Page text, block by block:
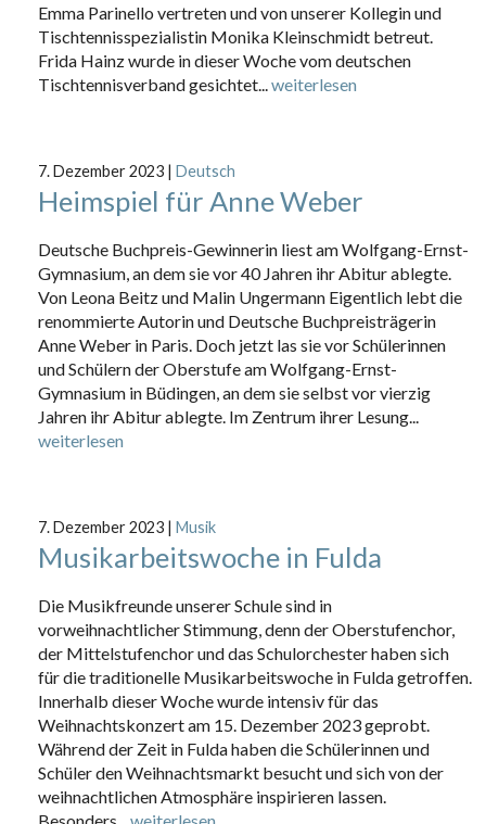
Emma Parinello vertreten und von unserer Kollegin und
Tischtennisspezialistin Monika Kleinschmidt betreut.
Frida Hainz wurde in dieser Woche vom deutschen
Tischtennisverband gesichtet...weiterlesen
7. Dezember 2023 |Deutsch
Heimspiel für Anne Weber
Deutsche Buchpreis-Gewinnerin liest am Wolfgang-Ernst-
Gymnasium, an dem sie vor 40 Jahren ihr Abitur ablegte.
Von Leona Beitz und Malin Ungermann Eigentlich lebt die
renommierte Autorin und Deutsche Buchpreisträgerin
Anne Weber in Paris. Doch jetzt las sie vor Schülerinnen
und Schülern der Oberstufe am Wolfgang-Ernst-
Gymnasium in Büdingen, an dem sie selbst vor vierzig
Jahren ihr Abitur ablegte. Im Zentrum ihrer Lesung...
weiterlesen
7. Dezember 2023 |Musik
Musikarbeitswoche in Fulda
Die Musikfreunde unserer Schule sind in
vorweihnachtlicher Stimmung, denn der Oberstufenchor,
der Mittelstufenchor und das Schulorchester haben sich
für die traditionelle Musikarbeitswoche in Fulda getroffen.
Innerhalb dieser Woche wurde intensiv für das
Weihnachtskonzert am 15. Dezember 2023 geprobt.
Während der Zeit in Fulda haben die Schülerinnen und
Schüler den Weihnachtsmarkt besucht und sich von der
weihnachtlichen Atmosphäre inspirieren lassen.